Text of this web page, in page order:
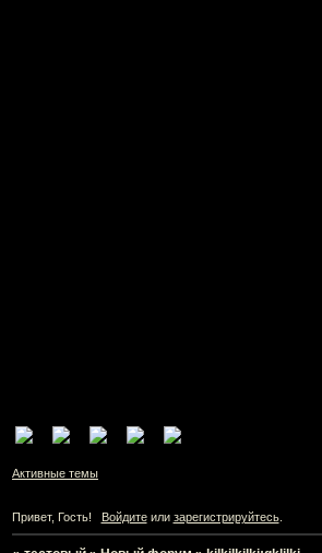
Активные темы
Привет, Гость! Войдитеили зарегистрируйтесь.